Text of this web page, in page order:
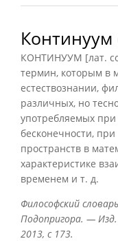
Континуум
КОНТИНУУМ [лат.
термин, которым в
естествознании,
различных, но
употребляемых
бесконечности,
пространств в
характеристике
временем и т. д.
Философский
Подопригора. —
2013, с 173.